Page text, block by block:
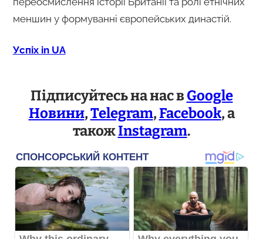
меншин у формуванні європейських династій.
Успіх in UA
Підписуйтесь на нас вGoogle
Новини,Telegram,Facebook, а
такожInstagram.